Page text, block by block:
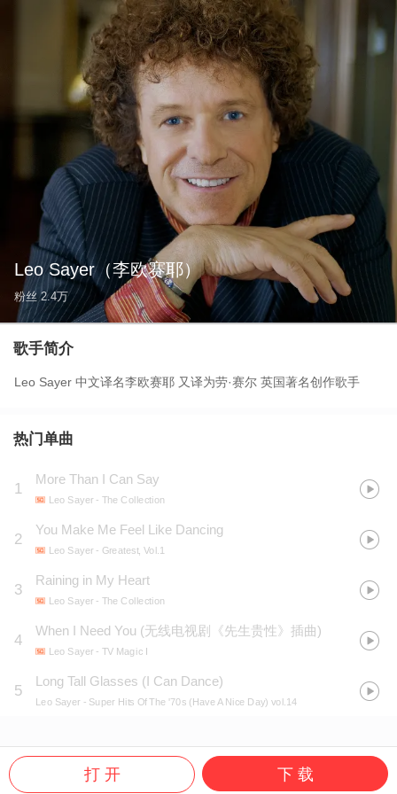
Leo Sayer（李欧赛耶）
粉丝 2.4万
歌手简介
Leo Sayer 中文译名李欧赛耶 又译为劳·赛尔 英国著名创作歌手
热门单曲
1
More Than I Can Say
Leo Sayer - The Collection
2
You Make Me Feel Like Dancing
Leo Sayer - Greatest, Vol.1
3
Raining in My Heart
Leo Sayer - The Collection
4
When I Need You (无线电视剧《先生贵性》插曲)
Leo Sayer - TV Magic I
5
Long Tall Glasses (I Can Dance)
Leo Sayer - Super Hits Of The '70s (Have A Nice Day) vol.14
打 开 下 载